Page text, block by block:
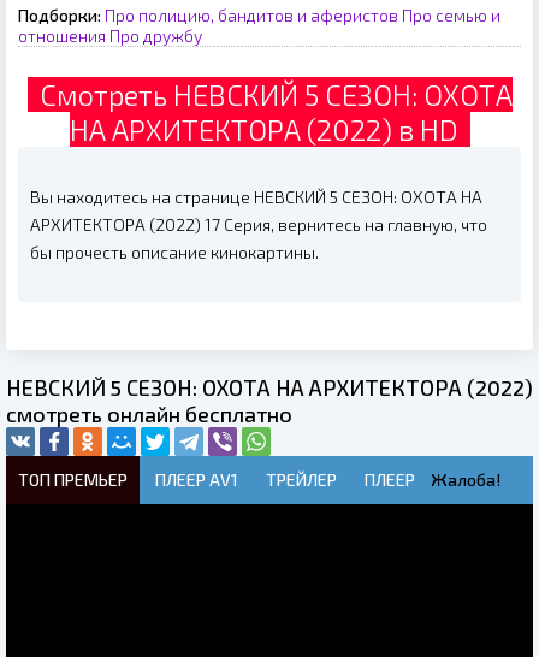
Подборки: Про полицию, бандитов и аферистов Про семью и
отношения Про дружбу
Смотреть НЕВСКИЙ 5 СЕЗОН: ОХОТА
НА АРХИТЕКТОРА (2022) в HD
Вы находитесь на странице НЕВСКИЙ 5 СЕЗОН: ОХОТА НА
АРХИТЕКТОРА (2022) 17 Серия, вернитесь на главную, что
бы прочесть описание кинокартины.
НЕВСКИЙ 5 СЕЗОН: ОХОТА НА АРХИТЕКТОРА (2022)
смотреть онлайн бесплатно
ТОП ПРЕМЬЕР ПЛЕЕР AV1 ТРЕЙЛЕР ПЛЕЕР Жалоба!